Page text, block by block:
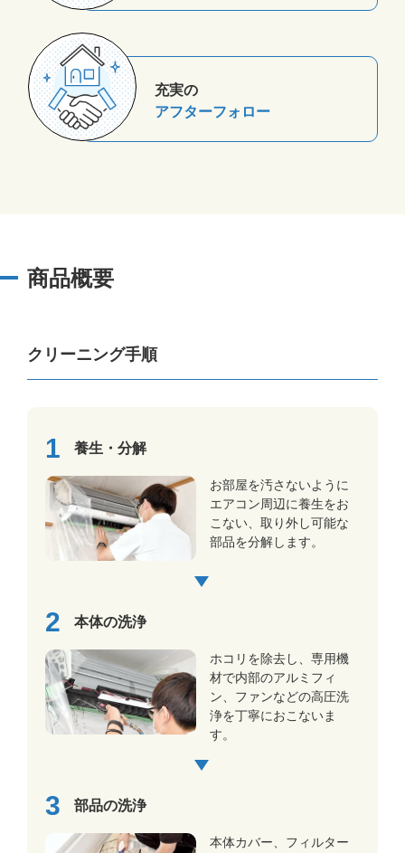
充実の
アフターフォロー
商品概要
クリーニング手順
養生・分解
お部屋を汚さないように
エアコン周辺に養生をお
こない、取り外し可能な
部品を分解します。
本体の洗浄
ホコリを除去し、専用機
材で内部のアルミフィ
ン、ファンなどの高圧洗
浄を丁寧におこないま
す。
部品の洗浄
本体カバー、フィルター